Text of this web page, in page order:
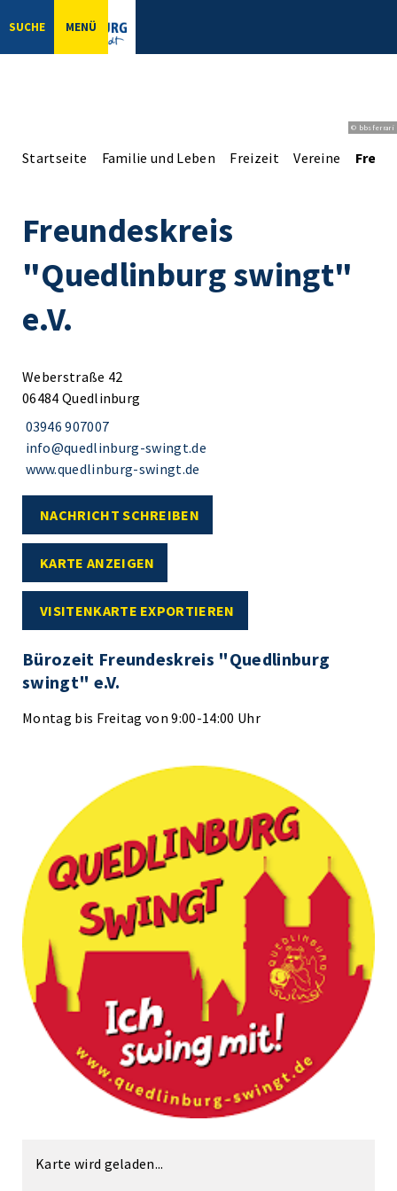
SUCHE MENÜ
© bbsferrari
Startseite Familie und Leben Freizeit Vereine
Freundeskreis
"Quedlinburg swingt"
e.V.
Weberstraße 42
06484 Quedlinburg
03946 907007
info@quedlinburg-swingt.de
www.quedlinburg-swingt.de
NACHRICHT SCHREIBEN
KARTE ANZEIGEN
VISITENKARTE EXPORTIEREN
Bürozeit Freundeskreis "Quedlinburg
swingt" e.V.
Montag bis Freitag von 9:00-14:00 Uhr
Karte wird geladen...